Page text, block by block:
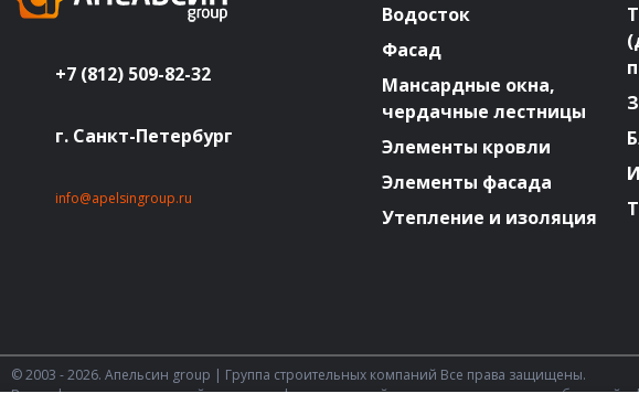
+7 (812) 509-82-32
г. Санкт-Петербург
info@apelsingroup.ru
Водосток
Фасад
Мансардные окна,
чердачные лестницы
Элементы кровли
Элементы фасада
Утепление и изоляция
© 2003 - 2026. Апельсин group | Группа строительных компаний Все права защищены.
Вся информация на этом сайте носит информационный характер и не является публичной